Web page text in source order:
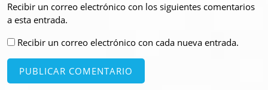
Recibir un correo electrónico con los siguientes comentarios
a esta entrada.
Recibir un correo electrónico con cada nueva entrada.